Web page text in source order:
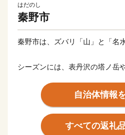
はだのし
秦野市
秦野市は、ズバリ「山」と「名
シーズンには、表丹沢の塔ノ岳
日本有数のカルシウム含有量を
は、登山やハイキング後や日々
神奈川県内最長の桜並木「はだ
自治体情報
すべての返礼